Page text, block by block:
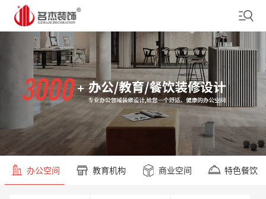
办公空间 教育机构 商业空间 特色餐饮